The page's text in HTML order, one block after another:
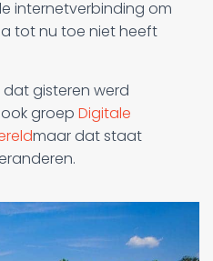
internetverbinding om
tot nu toe niet heeft
gisteren werd
groep Digitale
maar dat staat